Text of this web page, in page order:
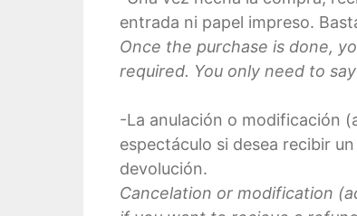
entrada ni papel impreso.
Once the purchase is done,
required. You only need to
-La anulación o modificación
espectáculo si desea recibir
devolución.
Cancelation or modification